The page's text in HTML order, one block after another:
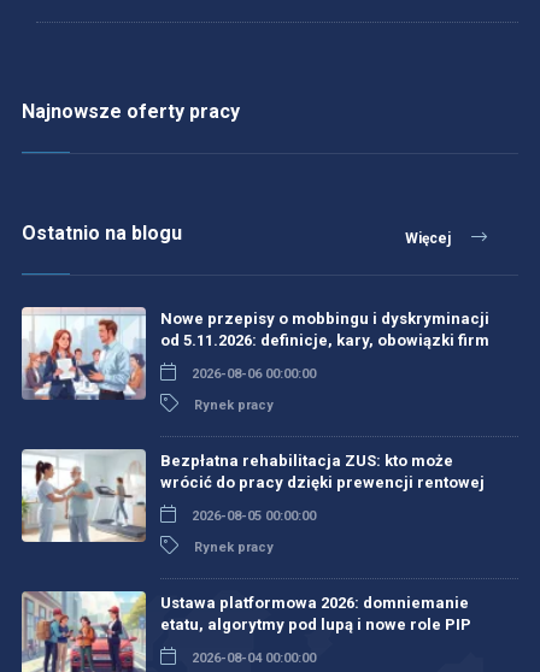
Najnowsze oferty pracy
Ostatnio na blogu Więcej
Nowe przepisy o mobbingu i dyskryminacji
od 5.11.2026: definicje, kary, obowiązki firm
2026-08-06 00:00:00
Rynek pracy
Bezpłatna rehabilitacja ZUS: kto może
wrócić do pracy dzięki prewencji rentowej
2026-08-05 00:00:00
Rynek pracy
Ustawa platformowa 2026: domniemanie
etatu, algorytmy pod lupą i nowe role PIP
2026-08-04 00:00:00